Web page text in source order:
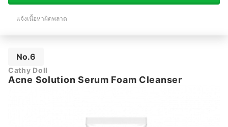
แจ้งเนื้อหาผิดพลาด
No.6
Cathy Doll
Acne Solution Serum Foam Cleanser